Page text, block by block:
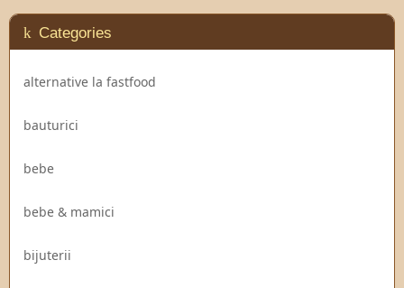
Categories
alternative la fastfood
bauturici
bebe
bebe & mamici
bijuterii